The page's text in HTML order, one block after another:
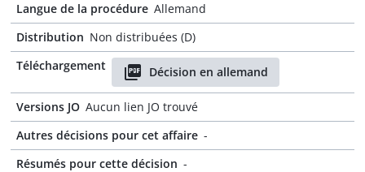
Langue de la procédure Allemand
Distribution Non distribuées (D)
Téléchargement
Décision en allemand
Versions JO Aucun lien JO trouvé
Autres décisions pour cet affaire -
Résumés pour cette décision -